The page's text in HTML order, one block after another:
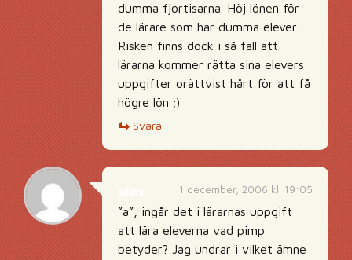
dumma fjortisarna. Höj lönen för
de lärare som har dumma elever…
Risken finns dock i så fall att
lärarna kommer rätta sina elevers
uppgifter orättvist hårt för att få
högre lön ;)
Svara
1 december, 2006 kl. 19:05
”a”, ingår det i lärarnas uppgift
att lära eleverna vad pimp
betyder? Jag undrar i vilket ämne